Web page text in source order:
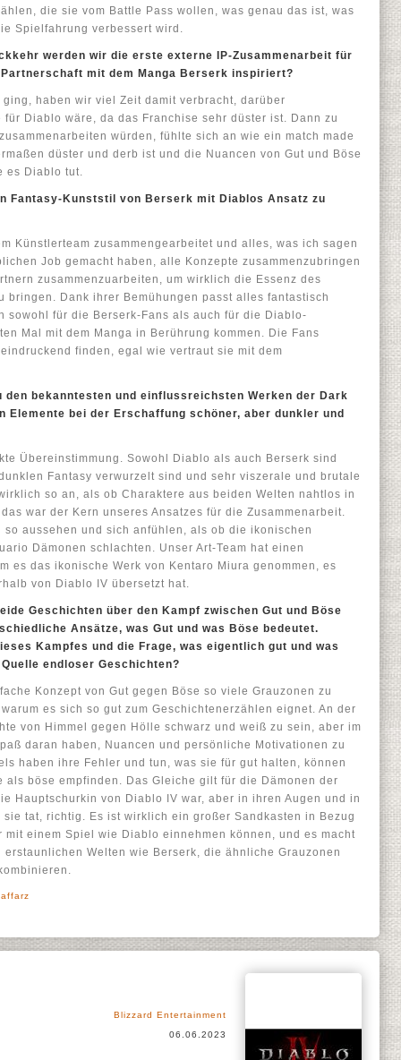
die sie vom Battle Pass wollen, was genau das ist, was
Spielfahrung verbessert wird.
werden wir die erste externe IP-Zusammenarbeit für
mit dem Manga Berserk inspiriert?
haben wir viel Zeit damit verbracht, darüber
Diablo wäre, da das Franchise sehr düster ist. Dann zu
würden, fühlte sich an wie ein match made
düster und derb ist und die Nuancen von Gut und Böse
es Diablo tut.
Fantasy-Kunststil von Berserk mit Diablos Ansatz zu
Künstlerteam zusammengearbeitet und alles, was ich sagen
Job gemacht haben, alle Konzepte zusammenzubringen
zusammenzuarbeiten, um wirklich die Essenz des
bringen. Dank ihrer Bemühungen passt alles fantastisch
sowohl für die Berserk-Fans als auch für die Diablo-
Mal mit dem Manga in Berührung kommen. Die Fans
finden, egal wie vertraut sie mit dem
den bekanntesten und einflussreichsten Werken der Dark
Elemente bei der Erschaffung schöner, aber dunkler und
Übereinstimmung. Sowohl Diablo als auch Berserk sind
Fantasy verwurzelt sind und sehr viszerale und brutale
so an, als ob Charaktere aus beiden Welten nahtlos in
war der Kern unseres Ansatzes für die Zusammenarbeit.
aussehen und sich anfühlen, als ob die ikonischen
Dämonen schlachten. Unser Art-Team hat einen
es das ikonische Werk von Kentaro Miura genommen, es
von Diablo IV übersetzt hat.
Geschichten über den Kampf zwischen Gut und Böse
Ansätze, was Gut und was Böse bedeutet.
Kampfes und die Frage, was eigentlich gut und was
endloser Geschichten?
Konzept von Gut gegen Böse so viele Grauzonen zu
es sich so gut zum Geschichtenerzählen eignet. An der
von Himmel gegen Hölle schwarz und weiß zu sein, aber im
daran haben, Nuancen und persönliche Motivationen zu
haben ihre Fehler und tun, was sie für gut halten, können
als böse empfinden. Das Gleiche gilt für die Dämonen der
Hauptschurkin von Diablo IV war, aber in ihren Augen und in
tat, richtig. Es ist wirklich ein großer Sandkasten in Bezug
einem Spiel wie Diablo einnehmen können, und es macht
Welten wie Berserk, die ähnliche Grauzonen
Blizzard Entertainment
06.06.2023